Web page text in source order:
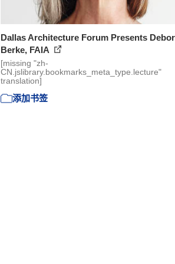
Dallas Architecture Forum Presents
Berke, FAIA
[missing "zh-
CN.jslibrary.bookmarks_meta_type.lecture"
translation]
添加书签